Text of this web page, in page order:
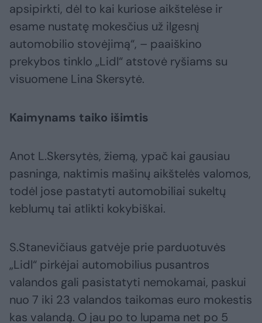
apsipirkti, dėl to kai kuriose aikštelėse ir
esame nustatę mokesčius už ilgesnį
automobilio stovėjimą“, – paaiškino
prekybos tinklo „Lidl“ atstovė ryšiams su
visuomene Lina Skersytė.
Kaimynams taiko išimtis
Anot L.Skersytės, žiemą, ypač kai gausiau
pasninga, naktimis mašinų aikštelės valomos,
todėl jose pastatyti automobiliai sukeltų
keblumų tai atlikti kokybiškai.
S.Stanevičiaus gatvėje prie parduotuvės
„Lidl“ pirkėjai automobilius pusantros
valandos gali pasistatyti nemokamai, paskui
nuo 7 iki 23 valandos taikomas euro mokestis
kas valandą. O jau po to lupama net po 5